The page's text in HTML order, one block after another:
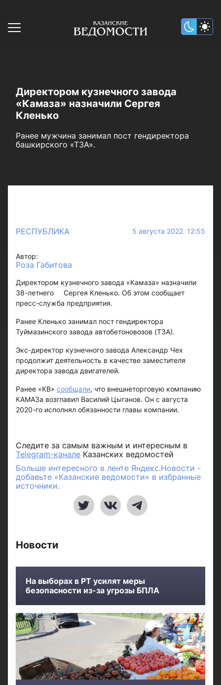
Директором кузнечного завода
«Камаза» назначили Сергея
Кленько
Ранее мужчина занимал пост гендиректора
башкирского «ТЗА».
РЕСПУБЛИКА 5 августа 2022 12:55
Автор:
Роза Габитова
Директором кузнечного завода «Камаза» назначили
38-летнего Сергея Кленько. Об этом сообщает
пресс-служба предприятия.
Ранее Кленько занимал пост гендиректора
Туймазинского завода автобетоновозов (ТЗА).
Экс-директор кузнечного завода Александр Чех
продолжит деятельность в качестве заместителя
директора завода двигателей.
Ранее «КВ» сообщали, что внешнеторговую компанию
КАМАЗа возглавил Василий Цыганов. Он с августа
2020-го исполнял обязанности главы компании.
Следите за самым важным и интересным в
Telegram-канале Казанских ведомостей
Больше интересного в ленте Яндекс.Новости -
добавьте «Казанские ведомости» в избранные
источники.
Новости
На выборах в РТ усилят меры
безопасности из-за угрозы БПЛА